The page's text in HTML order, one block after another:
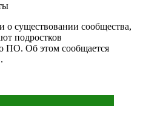
о существовании сообщества,
подростков
ПО. Об этом сообщается